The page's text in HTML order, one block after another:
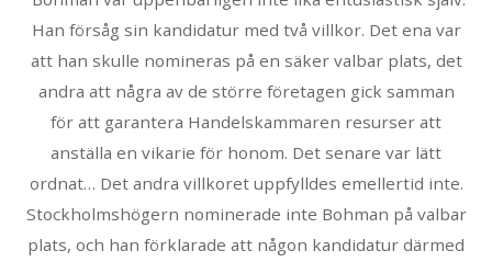
Han försåg sin kandidatur med två villkor. Det ena var
att han skulle nomineras på en säker valbar plats, det
andra att några av de större företagen gick samman
för att garantera Handelskammaren resurser att
anställa en vikarie för honom. Det senare var lätt
ordnat… Det andra villkoret uppfylldes emellertid inte.
Stockholmshögern nominerade inte Bohman på valbar
plats, och han förklarade att någon kandidatur därmed